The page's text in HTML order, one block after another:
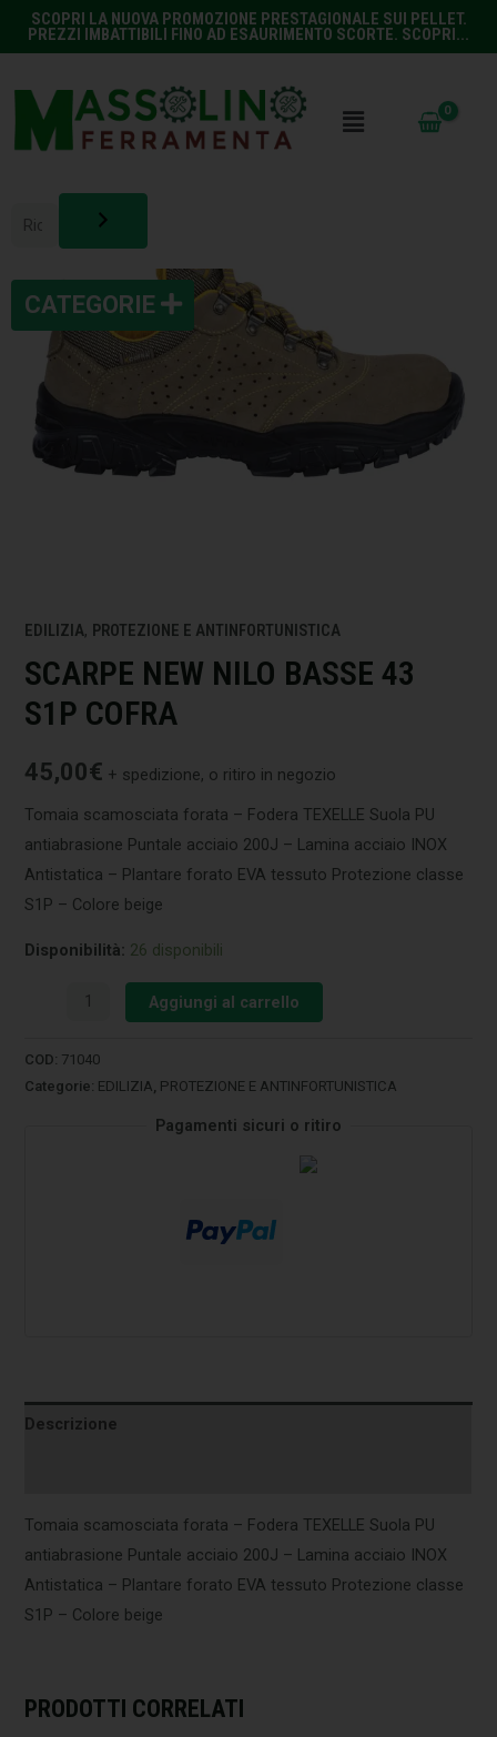
SCOPRI LA NUOVA PROMOZIONE PRESTAGIONALE SUI PELLET.
PREZZI IMBATTIBILI FINO AD ESAURIMENTO SCORTE. SCOPRI...
EDILIZIA, PROTEZIONE E ANTINFORTUNISTICA
SCARPE NEW NILO BASSE 43
S1P COFRA
45,00€ + spedizione, o ritiro in negozio
Tomaia scamosciata forata – Fodera TEXELLE Suola PU
antiabrasione Puntale acciaio 200J – Lamina acciaio INOX
Antistatica – Plantare forato EVA tessuto Protezione classe
S1P – Colore beige
Disponibilità: 26 disponibili
Aggiungi al carrello
COD: 71040
Categorie: EDILIZIA PROTEZIONE E ANTINFORTUNISTICA
Pagamenti sicuri o ritiro
Descrizione
Tomaia scamosciata forata – Fodera TEXELLE Suola PU
antiabrasione Puntale acciaio 200J – Lamina acciaio INOX
Antistatica – Plantare forato EVA tessuto Protezione classe
S1P – Colore beige
PRODOTTI CORRELATI